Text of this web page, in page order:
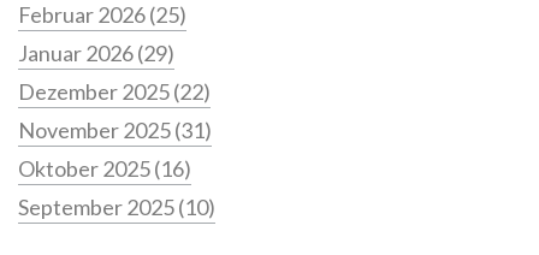
Februar 2026(25)
Januar 2026(29)
Dezember 2025(22)
November 2025(31)
Oktober 2025(16)
September 2025(10)